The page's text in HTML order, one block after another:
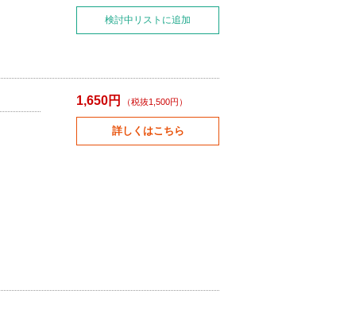
検討中リストに追加
1,650円 （税抜1,500円）
詳しくはこちら